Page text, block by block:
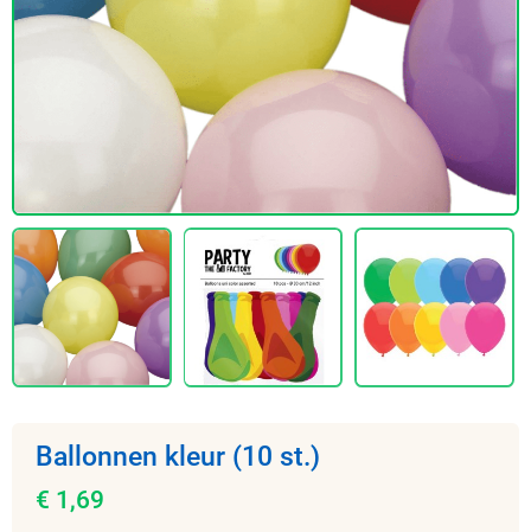
Ballonnen kleur (10 st.)
€ 1,69